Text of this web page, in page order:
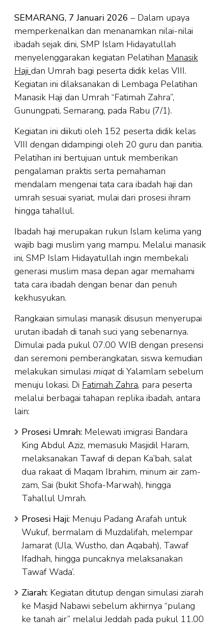
SEMARANG, 7 Januari 2026 – Dalam upaya
memperkenalkan dan menanamkan nilai-nilai
ibadah sejak dini, SMP Islam Hidayatullah
menyelenggarakan kegiatan Pelatihan Manasik
Haji dan Umrah bagi peserta didik kelas VIII.
Kegiatan ini dilaksanakan di Lembaga Pelatihan
Manasik Haji dan Umrah “Fatimah Zahra”,
Gunungpati, Semarang, pada Rabu (7/1).
Kegiatan ini diikuti oleh 152 peserta didik kelas
VIII dengan didampingi oleh 20 guru dan panitia.
Pelatihan ini bertujuan untuk memberikan
pengalaman praktis serta pemahaman
mendalam mengenai tata cara ibadah haji dan
umrah sesuai syariat, mulai dari prosesi ihram
hingga tahallul.
Ibadah haji merupakan rukun Islam kelima yang
wajib bagi muslim yang mampu. Melalui manasik
ini, SMP Islam Hidayatullah ingin membekali
generasi muslim masa depan agar memahami
tata cara ibadah dengan benar dan penuh
kekhusyukan.
Rangkaian simulasi manasik disusun menyerupai
urutan ibadah di tanah suci yang sebenarnya.
Dimulai pada pukul 07.00 WIB dengan presensi
dan seremoni pemberangkatan, siswa kemudian
melakukan simulasi miqatdi Yalamlam sebelum
menuju lokasi. Di Fatimah Zahra, para peserta
melalui berbagai tahapan replika ibadah, antara
lain:
Prosesi Umrah: Melewati imigrasi Bandara
King Abdul Aziz, memasuki Masjidil Haram,
melaksanakan Tawaf di depan Ka’bah, salat
dua rakaat di Maqam Ibrahim, minum air zam-
zam, Sai (bukit Shofa-Marwah), hingga
Tahallul Umrah.
Prosesi Haji: Menuju Padang Arafah untuk
Wukuf, bermalam di Muzdalifah, melempar
Jamarat (Ula, Wustho, dan Aqabah), Tawaf
Ifadhah, hingga puncaknya melaksanakan
Tawaf Wada’.
Ziarah: Kegiatan ditutup dengan simulasi ziarah
ke Masjid Nabawi sebelum akhirnya “pulang
ke tanah air” melalui Jeddah pada pukul 11.00